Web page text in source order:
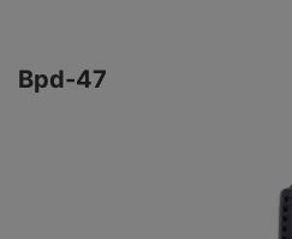
Bpd-47